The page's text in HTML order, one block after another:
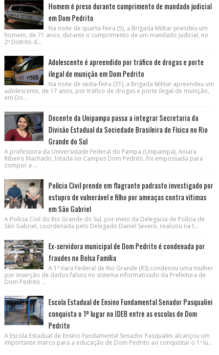
Homem é preso durante cumprimento de mandado judicial
em Dom Pedrito
Na noite de quarta-feira (5), a Brigada Militar prendeu um
homem, de 71 anos, durante o cumprimento de um mandado judicial, no
2º Distrito d...
Adolescente é apreendido por tráfico de drogas e porte
ilegal de munição em Dom Pedrito
Na noite de sexta-feira (31), a Brigada Militar apreendeu um
adolescente, de 17 anos, por tráfico de drogas e porte ilegal de munição,
em Do...
Docente da Unipampa passa a integrar Secretaria da
Divisão Estadual da Sociedade Brasileira de Física no Rio
Grande do Sul
A professora da Universidade Federal do Pampa (Unipampa), Aniara
Ribeiro Machado, lotada no Campus Dom Pedrito, foi empossada para
compor a ...
Polícia Civil prende em flagrante padrasto investigado por
estupro de vulnerável e filho por ameaças contra vítimas
em São Gabriel
A Polícia Civil do Rio Grande do Sul, por meio da Delegacia de Polícia de
São Gabriel, coordenada pelo Delegado Daniel Severo, realizou na t...
Ex-servidora municipal de Dom Pedrito é condenada por
fraudes no Bolsa Família
A 1ª Vara Federal de Rio Grande (RS) condenou uma mulher
por inserção de dados falsos no sistema informatizado da Prefeitura de
Dom Pedrito ...
Escola Estadual de Ensino Fundamental Senador Pasqualini
conquista o 1º lugar no IDEB entre as escolas de Dom
Pedrito
A Escola Estadual de Ensino Fundamental Senador Pasqualini alcançou um
importante marco para a educação de Dom Pedrito ao conquistar o 1º lu...